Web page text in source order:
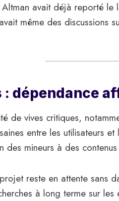
avait déjà reporté le
même des discussions
: dépendance
de vives critiques,
entre les utilisateurs
des mineurs à des
reste en attente sans
à long terme sur